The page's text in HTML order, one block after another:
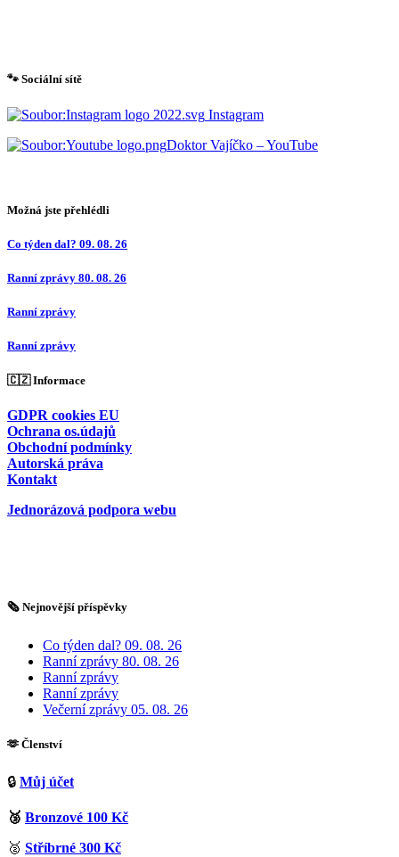
🐾 Sociální sítě
Instagram
Doktor Vajíčko – YouTube
Možná jste přehlédli
Co týden dal? 09. 08. 26
Ranní zprávy 80. 08. 26
Ranní zprávy
Ranní zprávy
🇨🇿 Informace
GDPR cookies EU
Ochrana os.údajů
Obchodní podmínky
Autorská práva
Kontakt
Jednorázová podpora webu
🗞️ Nejnovější příspěvky
Co týden dal? 09. 08. 26
Ranní zprávy 80. 08. 26
Ranní zprávy
Ranní zprávy
Večerní zprávy 05. 08. 26
🫶 Členství
🔒 Můj účet
🥉 Bronzové 100 Kč
🥈 Stříbrné 300 Kč